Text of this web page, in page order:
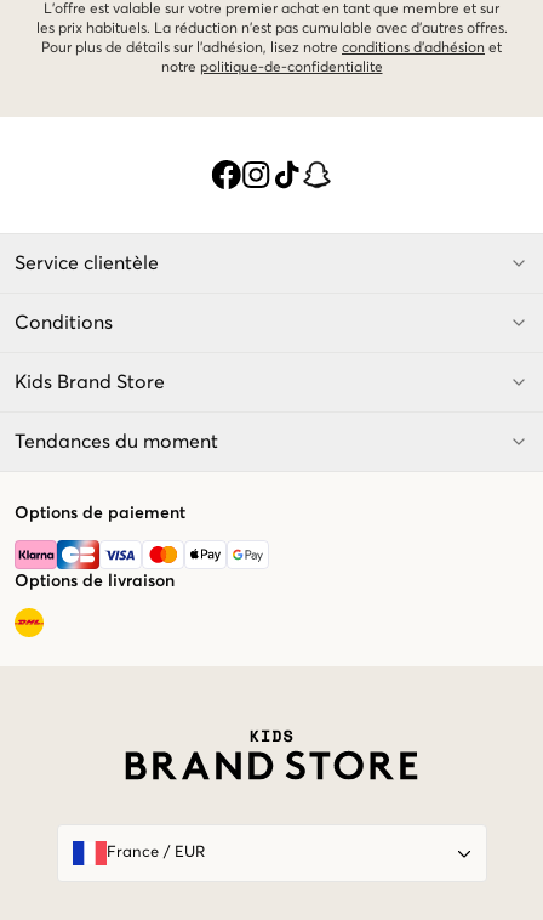
L'offre est valable sur votre premier achat en tant que membre et sur
les prix habituels. La réduction n'est pas cumulable avec d'autres offres.
Pour plus de détails sur l'adhésion, lisez notre conditions d'adhésion et
notre politique-de-confidentialite
Service clientèle
Conditions
Kids Brand Store
Tendances du moment
Options de paiement
Options de livraison
France/ EUR